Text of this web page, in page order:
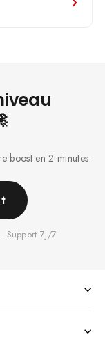
boost en 2 minutes.
Support 7j/7